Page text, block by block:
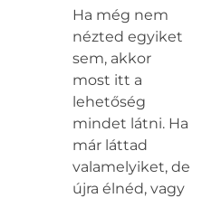
Ha még nem
nézted egyiket
sem, akkor
most itt a
lehetőség
mindet látni. Ha
már láttad
valamelyiket, de
újra élnéd, vagy